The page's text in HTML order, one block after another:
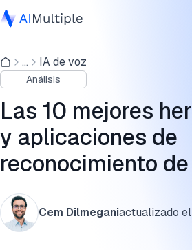
IA agencial
Ciberseguridad
Software empresarial
Servicios
Contáctanos
... IA de voz
Análisis
Las 10 mejores
y aplicaciones de
reconocimiento
Cem Dilmeganiactualizado el
1. Búsqueda por voz
3. Comandos de voz para
inteligentes
4. Biometría de voz para seguridad
5. Servicio al cliente
6. Automoción